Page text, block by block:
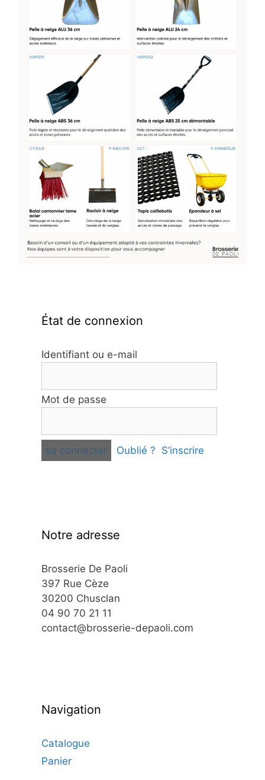
État de connexion
Identifiant ou e-mail
Mot de passe
Oublié ? S’inscrire
Notre adresse
Brosserie De Paoli
397 Rue Cèze
30200 Chusclan
04 90 70 21 11
contact@brosserie-depaoli.com
Navigation
Catalogue
Panier